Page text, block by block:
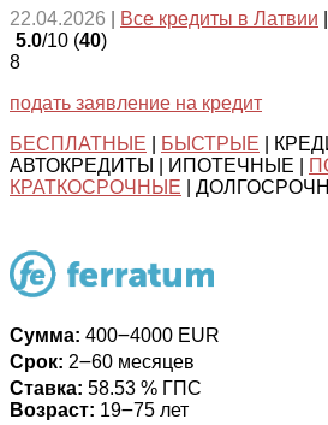
22.04.2026 Все кредиты в Латвии
5.0/10 (40)
8
подать заявление на кредит
БЕСПЛАТНЫЕ
БЫСТРЫЕ |
АВТОКРЕДИТЫ | ИПОТЕЧНЫЕ |
КРАТКОСРОЧНЫЕ |
Сумма: 400౼4000 EUR
Срок: 2౼60 месяцев
Ставка: 58.53 % ГПС
Возраст: 19౼75 лет